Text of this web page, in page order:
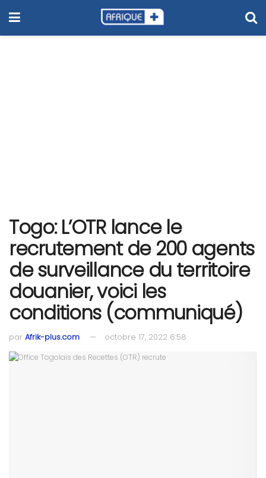
Togo: L’OTR lance le
recrutement de 200 agents
de surveillance du territoire
douanier, voici les
conditions (communiqué)
par Afrik-plus.com octobre 17, 2022 6:58